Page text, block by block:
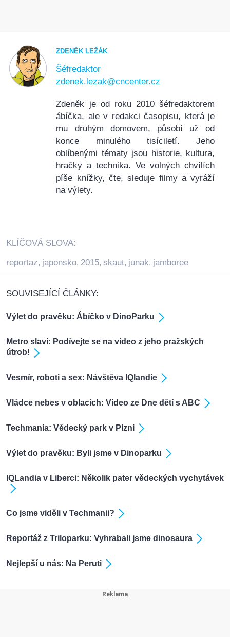
ZDENĚK LEŽÁK
Šéfredaktor
zdenek.lezak@cncenter.cz
Zdeněk je od roku 2010 šéfredaktorem
ábíčka, ale v redakci časopisu, která je
mu druhým domovem, působí už od
konce minulého tisíciletí. Jeho
oblíbenými tématy jsou historie, kultura,
hračky a technika. Ve volných chvílích
píše knížky, čte, sleduje filmy a vyráží
na výlety.
KLÍČOVÁ SLOVA:
reportaz, japonsko, 2015, skaut, junak, jamboree
SOUVISEJÍCÍ ČLÁNKY:
Výlet do pravěku: Ábíčko v DinoParku
Metro slaví: Podívejte se na video z jeho pražských
útrob!
Vesmír, roboti a sex: Návštěva IQlandie
Vládce nebes v oblacích: Video ze Dne dětí s ABC
Techmania: Vědecký park v Plzni
Výlet do pravěku: Byli jsme v Dinoparku
IQLandia v Liberci: Několik pater vědeckých vychytávek
Co jsme viděli v Techmanii?
Reportáž z Triloparku: Vyhrabali jsme dinosaura
Nejlepší u nás: Na Peruti